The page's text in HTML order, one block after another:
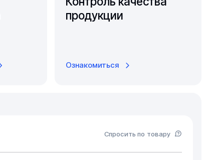
продукции
Ознакомиться
Спросить по товару